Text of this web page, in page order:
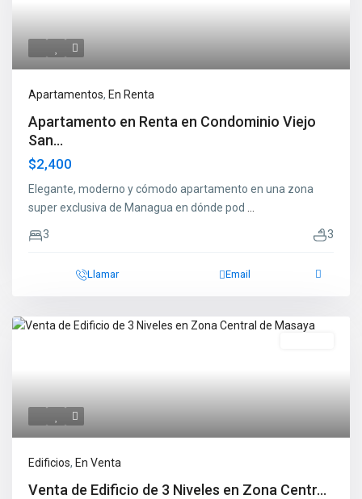
Apartamentos, En Renta
Apartamento en Renta en Condominio Viejo
San...
$2,400
Elegante, moderno y cómodo apartamento en una zona
super exclusiva de Managua en dónde pod
3 3
Llamar Email
Edificios, En Venta
Venta de Edificio de 3 Niveles en Zona Centr...